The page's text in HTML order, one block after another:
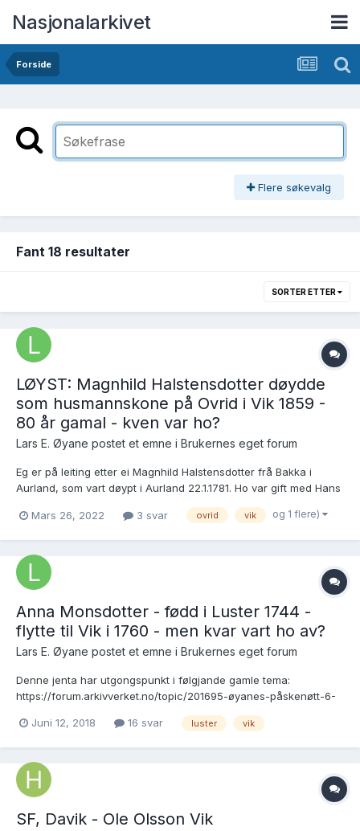
Nasjonalarkivet
Forside
Flere søkevalg
Fant 18 resultater
SORTER ETTER
LØYST: Magnhild Halstensdotter døydde
som husmannskone på Ovrid i Vik 1859 -
80 år gamal - kven var ho?
Lars E. Øyane postet et emne i Brukernes eget forum
Eg er på leiting etter ei Magnhild Halstensdotter frå Bakka i
Aurland, som vart døypt i Aurland 22.1.1781. Ho var gift med Hans
ikkje avlidi i Aurland, men eg har oppdaga ei husmannskone
Mars 26, 2022 3 svar ovrid vik og 1 flere)
Anna Monsdotter - fødd i Luster 1744 -
flytte til Vik i 1760 - men kvar vart ho av?
Lars E. Øyane postet et emne i Brukernes eget forum
Denne jenta har utgongspunkt i følgjande gamle tema:
https://forum.arkivverket.no/topic/201695-øyanes-påskenøtt-6-
hyllestad-kvar-vart-det-av-borni-hans/?
sikre opplysningar...
Juni 12, 2018 16 svar luster vik
SF, Davik - Ole Olsson Vik